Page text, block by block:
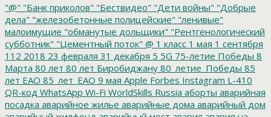
"@" "Банк приколов" "Бествидео" "Дети войны" "Добрые
дела" "железобетонные полицейские" "ленивые"
малоимущие "обманутые дольщики" "Рентгенологический
субботник" "Цементный поток" @ 1 класс 1 мая 1 сентября
112 2018 23 февраля 31 декабря 5 5G 75-летие Победы 8
Марта 80 лет 80 лет Биробиджану 80_летие_Победы 85
лет ЕАО 85_лет_ЕАО 9 мая Apple Forbes Instagram L-410
QR-код WhatsApp Wi-Fi WorldSkills Russia аборты аварийная
посадка аварийное жилье аварийные дома аварийный дом